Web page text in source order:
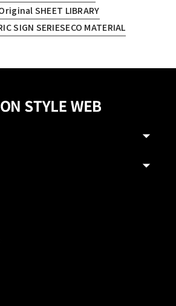
SHEET LIBRARY
SIGN SERIESECO MATERIAL